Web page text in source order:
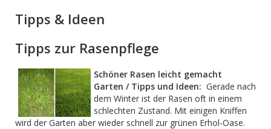
Tipps & Ideen
Tipps zur Rasenpflege
Schöner Rasen leicht gemacht
Garten / Tipps und Ideen: Gerade nach
dem Winter ist der Rasen oft in einem
schlechten Zustand. Mit einigen Kniffen
wird der Garten aber wieder schnell zur grünen Erhol-Oase.